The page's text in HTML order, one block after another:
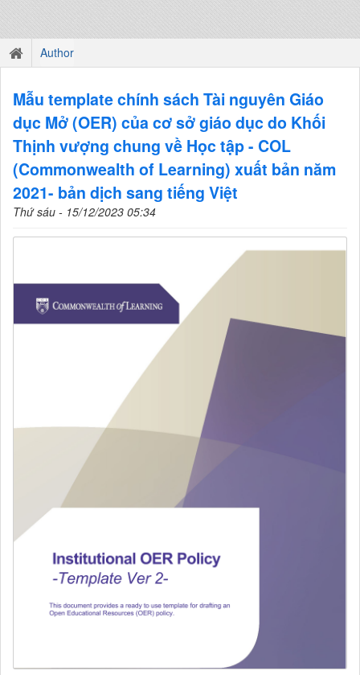
Author
Mẫu template chính sách Tài nguyên Giáo
dục Mở (OER) của cơ sở giáo dục do Khối
Thịnh vượng chung về Học tập - COL
(Commonwealth of Learning) xuất bản năm
2021- bản dịch sang tiếng Việt
Thứ sáu - 15/12/2023 05:34